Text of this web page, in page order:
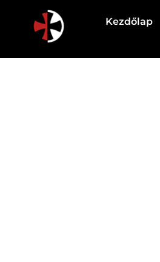
Csodapatika
Természet gyógyereje.
Kezdőlap